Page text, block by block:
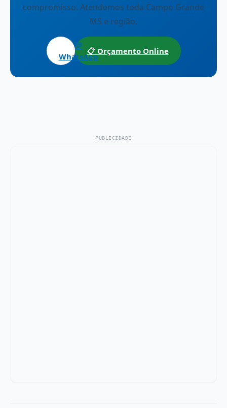
compromisso. Atendemos toda Campo Grande
MS e região.
💬
WhatsApp
📋 Orçamento Online
PUBLICIDADE